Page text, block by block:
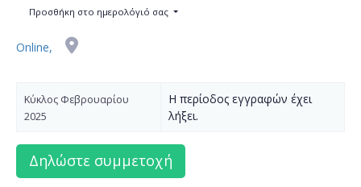
Προσθήκη στο ημερολόγιό σας
Online,
Κύκλος Φεβρουαρίου
2025
Η περίοδος εγγραφών έχει
λήξει.